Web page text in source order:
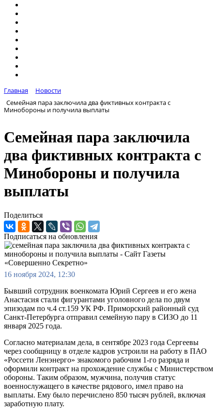
Главная
Новости
Семейная пара заключила два фиктивных контракта с
Минобороны и получила выплаты
Семейная пара заключила
два фиктивных контракта с
Минобороны и получила
выплаты
Поделиться
Подписаться на обновления
16 ноября 2024, 12:30
Бывший сотрудник военкомата Юрий Сергеев и его жена
Анастасия стали фигурантами уголовного дела по двум
эпизодам по ч.4 ст.159 УК РФ. Приморский районный суд
Санкт-Петербурга отправил семейную пару в СИЗО до 11
января 2025 года.
Согласно материалам дела, в сентябре 2023 года Сергеевы
через сообщницу в отделе кадров устроили на работу в ПАО
«Россети Ленэнерго» знакомого рабочим 1-го разряда и
оформили контракт на прохождение службы с Министерством
обороны. Таким образом, мужчина, получив статус
военнослужащего в качестве рядового, имел право на
выплаты. Ему было перечислено 850 тысяч рублей, включая
заработную плату.